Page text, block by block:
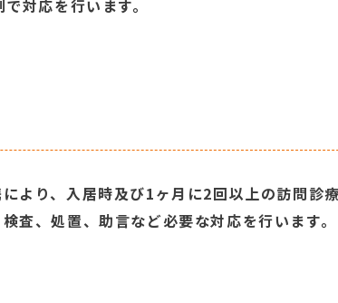
対応を行います。
より、入居時及び1ヶ月に2回以上の訪問
査、処置、助言など必要な対応を行います